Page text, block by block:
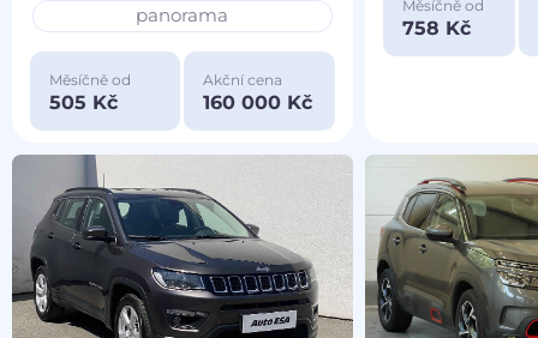
panorama
Měsíčně od
505 Kč
Akční cena
160 000 Kč
Měsíčně od
758 Kč